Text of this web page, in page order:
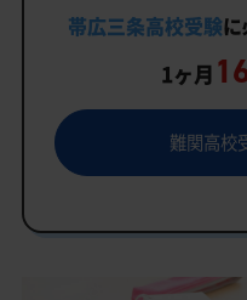
カリキュラムや料
帯広三条高校受験
でもクイック指導
帯広三条高校の特徴
部活動
帯広三条高校受験
1ヶ月
難関高校